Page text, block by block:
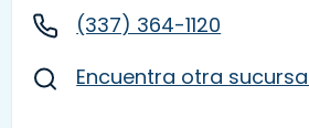
(337) 364-1120
Encuentra otra